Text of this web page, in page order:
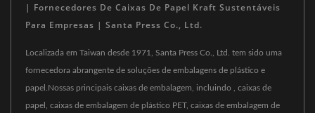
| Fornecedores De Caixas De Papel Kraft Sustentáveis
Para Empresas | Santa Press Co., Ltd.
Localizada em Taiwan desde 1971, Santa Press Co., Ltd. tem sido uma
fornecedora abrangente de soluções de embalagens de plástico e
papel.Nossas principais caixas de embalagem, incluindo , caixas de
papel, caixas de embalagem de plástico PET, caixas de embalagem de